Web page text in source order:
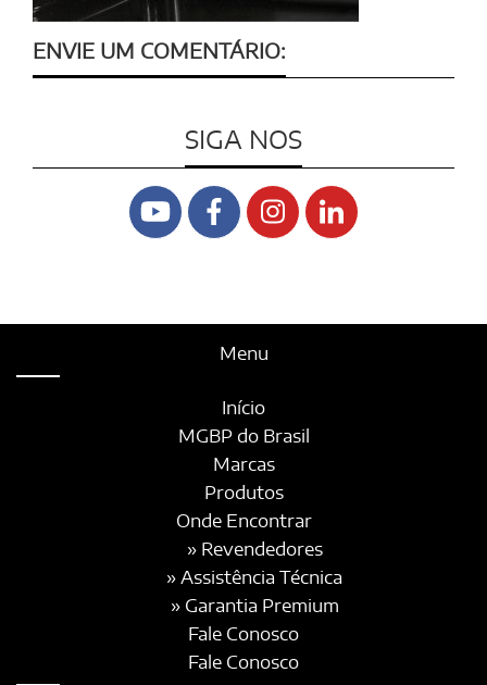
ENVIE UM COMENTÁRIO:
SIGA NOS
Menu
Início
MGBP do Brasil
Marcas
Produtos
Onde Encontrar
» Revendedores
» Assistência Técnica
» Garantia Premium
Fale Conosco
Fale Conosco